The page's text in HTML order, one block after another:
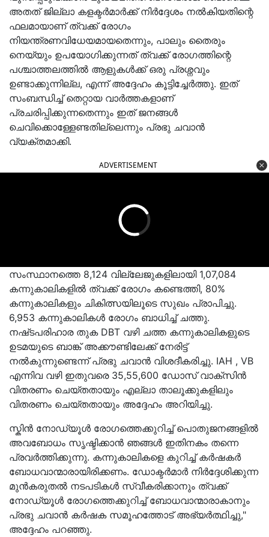
അതത് ജില്ലാ കളക്ടർമാർക്ക് നിർദ്ദേശം നൽകിയതിന്റെ
ഫലമായാണ് ത്വക്ക് രോഗം
നിയന്ത്രണവിധേയമായതെന്നും, പാലും തൈരും
നെയ്യും ഉപയോഗിക്കുന്നത് ത്വക്ക് രോഗത്തിന്റെ
പശ്ചാത്തലത്തിൽ ആളുകൾക്ക് ഒരു പ്രശ്നവും
ഉണ്ടാക്കുന്നില്ല, എന്ന് അദ്ദേഹം കൂട്ടിച്ചേർത്തു. ഇത്
സംബന്ധിച്ച് തെറ്റായ വാർത്തകളാണ്
പ്രചരിപ്പിക്കുന്നതെന്നും ഇത് ജനങ്ങൾ
ചെവിക്കൊള്ളേണ്ടതില്ലെന്നും പ്രഭു ചവാൻ
വ്യക്തമാക്കി.
ADVERTISEMENT
സംസ്ഥാനത്തെ 8,124 വില്ലേജുകളിലായി 1,07,084
കന്നുകാലികളിൽ ത്വക്ക് രോഗം കണ്ടെത്തി, 80%
കന്നുകാലികളും ചികിത്സയിലൂടെ സുഖം പ്രാപിച്ചു.
6,953 കന്നുകാലികൾ രോഗം ബാധിച്ച് ചത്തു.
നഷ്‌ടപരിഹാര തുക DBT വഴി ചത്ത കന്നുകാലികളുടെ
ഉടമയുടെ ബാങ്ക് അക്കൗണ്ടിലേക്ക് നേരിട്ട്
നൽകുന്നുണ്ടെന്ന് പ്രഭു ചവാൻ വിശദീകരിച്ചു. IAH , VB
എന്നിവ വഴി ഇതുവരെ 35,55,600 ഡോസ് വാക്സിൻ
വിതരണം ചെയ്തതായും എല്ലാ താലൂക്കുകളിലും
വിതരണം ചെയ്തതായും അദ്ദേഹം അറിയിച്ചു.
സ്കിൻ നോഡ്യൂൾ രോഗത്തെക്കുറിച്ച് പൊതുജനങ്ങളിൽ
അവബോധം സൃഷ്ടിക്കാൻ ഞങ്ങൾ ഇതിനകം തന്നെ
പ്രവർത്തിക്കുന്നു. കന്നുകാലികളെ കുറിച്ച് കർഷകർ
ബോധവാന്മാരായിരിക്കണം. ഡോക്ടർമാർ നിർദ്ദേശിക്കുന്ന
മുൻകരുതൽ നടപടികൾ സ്വീകരിക്കാനും ത്വക്ക്
നോഡ്യൂൾ രോഗത്തെക്കുറിച്ച് ബോധവാന്മാരാകാനും
പ്രഭു ചവാൻ കർഷക സമൂഹത്തോട് അഭ്യർത്ഥിച്ചു,"
അദ്ദേഹം പറഞ്ഞു.